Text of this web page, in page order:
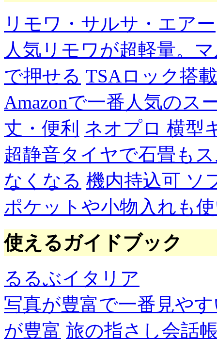
リモワ・サルサ・エアー
人気リモワが超軽量。
で押せる TSAロック搭
Amazonで一番人気のス
丈・便利 ネオプロ 横型
超静音タイヤで石畳も
なくなる 機内持込可 ソ
ポケットや小物入れも
使えるガイドブック
るるぶイタリア
写真が豊富で一番見や
が豊富 旅の指さし会話